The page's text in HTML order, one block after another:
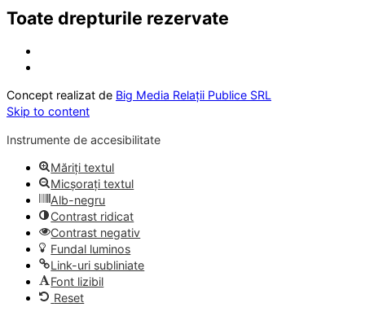
Toate drepturile rezervate
Concept realizat de Big Media Relații Publice SRL
Skip to content
Instrumente de accesibilitate
Măriți textul
Micșorați textul
Alb-negru
Contrast ridicat
Contrast negativ
Fundal luminos
Link-uri subliniate
Font lizibil
Reset